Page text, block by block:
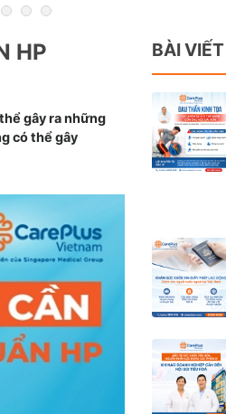
HP
gây ra những
có thể gây
BÀI